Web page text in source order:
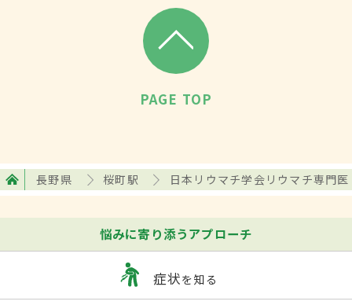
PAGE TOP
長野県 桜町駅 日本リウマチ学会リウマチ専門医
悩みに寄り添うアプローチ
症状を知る